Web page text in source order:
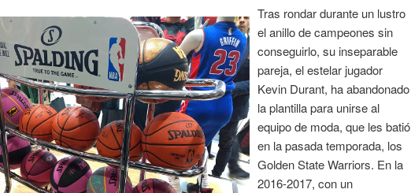
Tras rondar durante un lustro
el anillo de campeones sin
conseguirlo, su inseparable
pareja, el estelar jugador
Kevin Durant, ha abandonado
la plantilla para unirse al
equipo de moda, que les batió
en la pasada temporada, los
Golden State Warriors. En la
2016-2017, con un